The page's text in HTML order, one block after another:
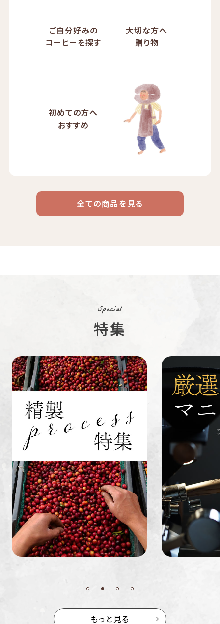
ご自分好みの
コーヒーを探す
大切な方へ
贈り物
初めての方へ
おすすめ
コーヒー
リキッド
コーヒー
豆・粉
すてきな道
具
生活雑貨 福袋
業務用 定期便
ケニア
ブラジル
インドネシ
ア
ホンジュラ
ス
ミャンマー ルワンダ
全ての商品を見る
Special
特集
もっと見る